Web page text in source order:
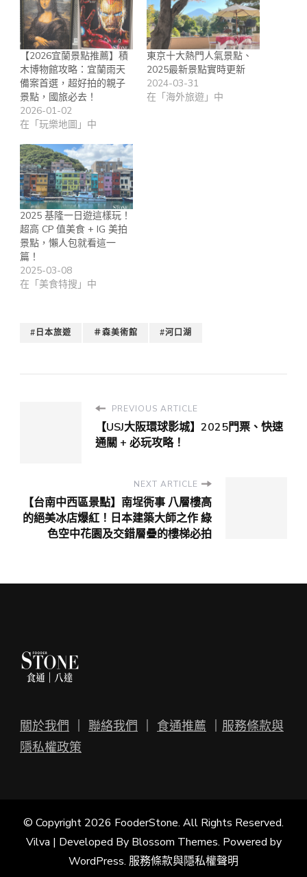
【2026宜蘭景點推薦】積
木博物館攻略：宜蘭雨天
備案首選，超好拍的親子
景點，國旅必去！
2026-01-02
在「玩樂地圖」中
東京十大熱門人氣景點、
2025最新景點實時更新
2024-03-31
在「海外旅遊」中
2025 基隆一日遊這樣玩！
超高 CP 值美食 + IG 美拍
景點，懶人包就看這一
篇！
2025-03-08
在「美食特搜」中
#日本旅遊 ＃森美術館 #河口湖
PREVIOUS ARTICLE
【USJ大阪環球影城】2025門票、快速
通關 + 必玩攻略！
NEXT ARTICLE
【台南中西區景點】南埕衖事 八層樓高
的絕美冰店爆紅！日本建築大師之作 綠
色空中花園及交錯層疊的樓梯必拍
關於我們 聯絡我們 食通推薦
服務條款與
隱私權政策
© Copyright 2026 FooderStone. All Rights Reserved.
Vilva | Developed By Blossom Themes. Powered by
WordPress. 服務條款與隱私權聲明